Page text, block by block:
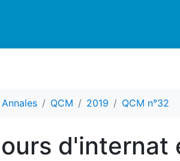
Annales QCM 2019 QCM n°32
d'internat